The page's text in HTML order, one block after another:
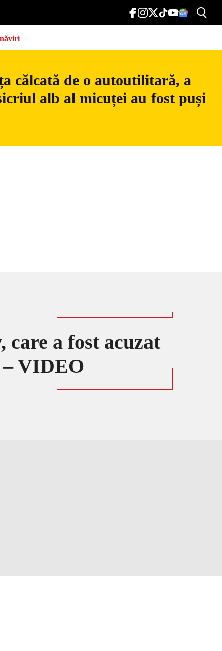
călcată de o autoutilitară, a
alb al micuței au fost puși
a fost acuzat
VIDEO